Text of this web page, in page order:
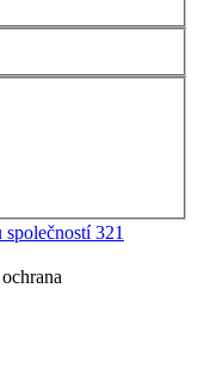
321